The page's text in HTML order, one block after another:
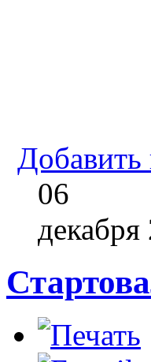
06
декабря